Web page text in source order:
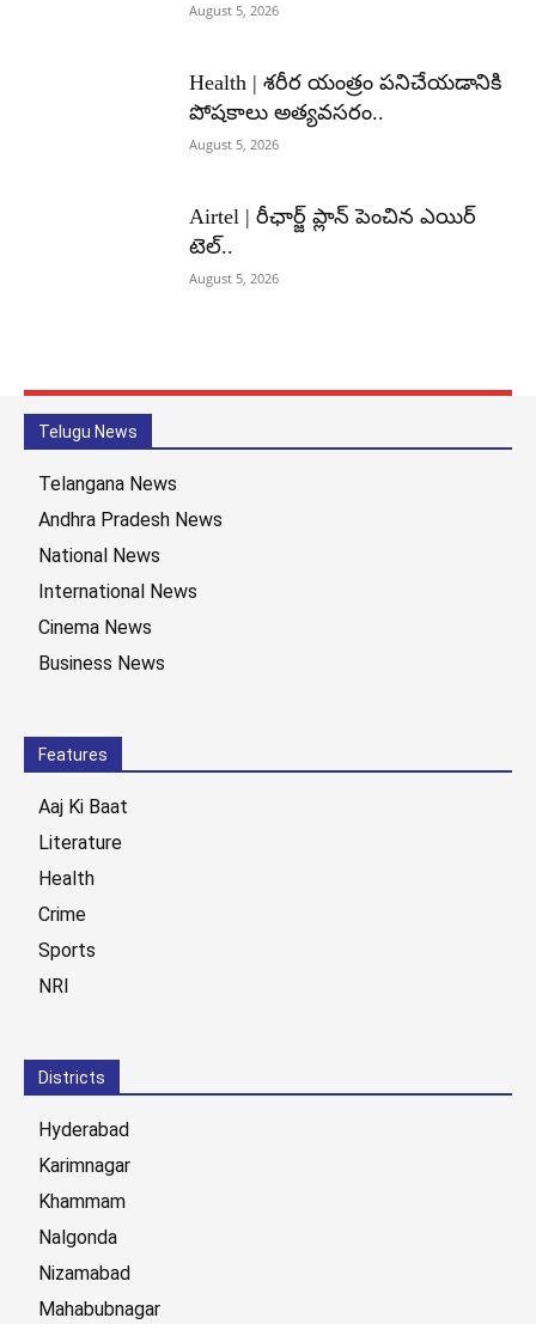
August 5, 2026
Health | శరీర యంత్రం పనిచేయడానికి
పోషకాలు అత్యవసరం..
August 5, 2026
Airtel | రీఛార్జ్ ప్లాన్ పెంచిన ఎయిర్
టెల్..
August 5, 2026
Telugu News
Telangana News
Andhra Pradesh News
National News
International News
Cinema News
Business News
Features
Aaj Ki Baat
Literature
Health
Crime
Sports
NRI
Districts
Hyderabad
Karimnagar
Khammam
Nalgonda
Nizamabad
Mahabubnagar